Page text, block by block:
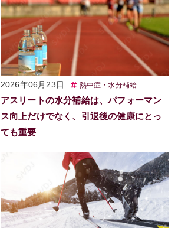
2026年06月23日 熱中症・水分補給
アスリートの水分補給は、パフォーマン
ス向上だけでなく、引退後の健康にとっ
ても重要